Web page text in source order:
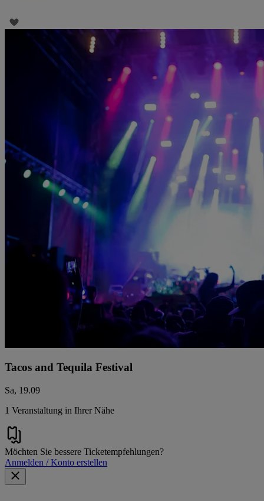
Tacos and Tequila Festival
Sa, 19.09
1 Veranstaltung in Ihrer Nähe
Möchten Sie bessere Ticketempfehlungen?
Anmelden / Konto erstellen